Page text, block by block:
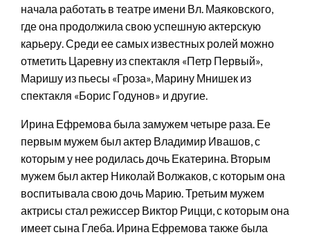
начала работать в театре имени Вл. Маяковского,
где она продолжила свою успешную актерскую
карьеру. Среди ее самых известных ролей можно
отметить Царевну из спектакля «Петр Первый»,
Маришу из пьесы «Гроза», Марину Мнишек из
спектакля «Борис Годунов» и другие.
Ирина Ефремова была замужем четыре раза. Ее
первым мужем был актер Владимир Ивашов, с
которым у нее родилась дочь Екатерина. Вторым
мужем был актер Николай Волжаков, с которым она
воспитывала свою дочь Марию. Третьим мужем
актрисы стал режиссер Виктор Рицци, с которым она
имеет сына Глеба. Ирина Ефремова также была